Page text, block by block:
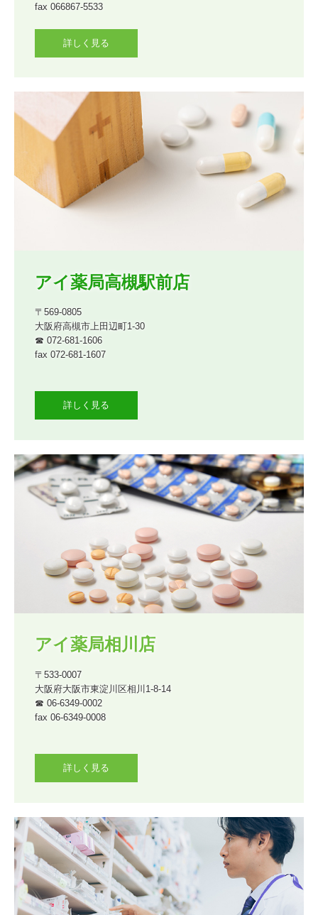
fax 066867-5533
詳しく見る
アイ薬局高槻駅前店
〒569-0805
大阪府高槻市上田辺町1-30
☎ 072-681-1606
fax 072-681-1607
詳しく見る
アイ薬局相川店
〒533-0007
大阪府大阪市東淀川区相川1-8-14
☎ 06-6349-0002
fax 06-6349-0008
詳しく見る